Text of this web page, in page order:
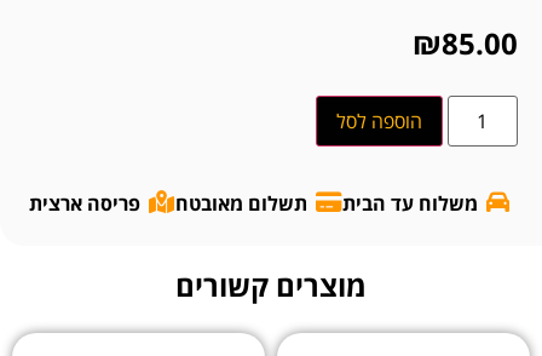
₪85.00
הוספה לסל
משלוח עד הבית תשלום מאובטח פריסה ארצית
מוצרים קשורים